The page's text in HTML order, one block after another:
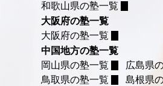
和歌山県の塾一覧
大阪府の塾一覧
大阪府の塾一覧
中国地方の塾一覧
岡山県の塾一覧
広島県
鳥取県の塾一覧
島根県